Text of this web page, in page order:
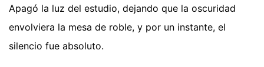
Apagó la luz del estudio, dejando que la oscuridad
envolviera la mesa de roble, y por un instante, el
silencio fue absoluto.